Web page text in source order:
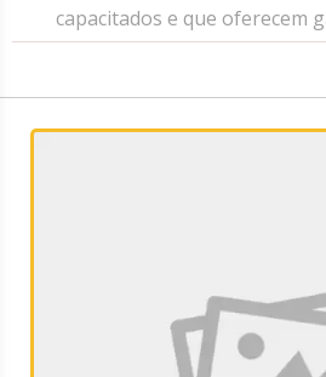
capacitados e que oferecem